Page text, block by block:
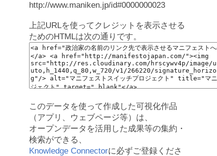
http://www.maniken.jp/id#0000000023
上記URLを使ってクレジットを表示させる
ためのHTMLは次の通りです。
このデータを使って作成した可視化作品
（アプリ、ウェブページ等）は、
オープンデータを活用した成果等の集約・
検索ができる、
Knowledge Connectorに必ずご登録くださ